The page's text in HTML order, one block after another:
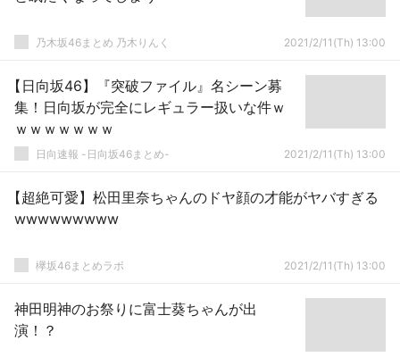
乃木坂46まとめ 乃木りんく 2021/2/11(Th) 13:00
【日向坂46】『突破ファイル』名シーン募
集！日向坂が完全にレギュラー扱いな件ｗ
ｗｗｗｗｗｗｗ
日向速報 -日向坂46まとめ- 2021/2/11(Th) 13:00
【超絶可愛】松田里奈ちゃんのドヤ顔の才能がヤバすぎる
wwwwwwwww
欅坂46まとめラボ 2021/2/11(Th) 13:00
神田明神のお祭りに富士葵ちゃんが出
演！？